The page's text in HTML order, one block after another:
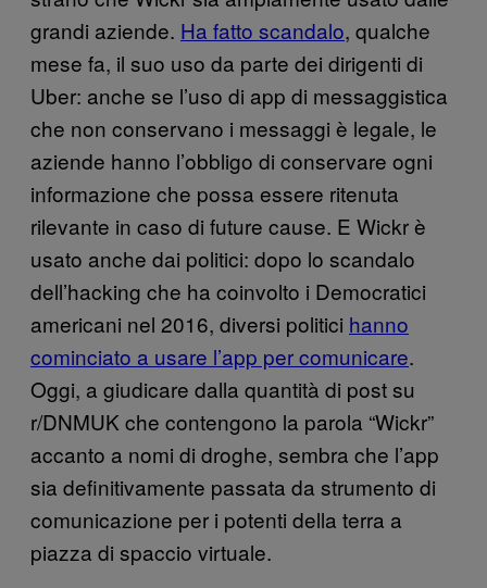
grandi aziende. Ha fatto scandalo, qualche
mese fa, il suo uso da parte dei dirigenti di
Uber: anche se l’uso di app di messaggistica
che non conservano i messaggi è legale, le
aziende hanno l’obbligo di conservare ogni
informazione che possa essere ritenuta
rilevante in caso di future cause. E Wickr è
usato anche dai politici: dopo lo scandalo
dell’hacking che ha coinvolto i Democratici
americani nel 2016, diversi politici hanno
cominciato a usare l’app percomunicare.
Oggi, a giudicare dalla quantità di post su
r/DNMUK che contengono la parola “Wickr”
accanto a nomi di droghe, sembra che l’app
sia definitivamente passata da strumento di
comunicazione per i potenti della terra a
piazza di spaccio virtuale.